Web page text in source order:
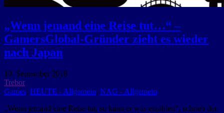
„Wenn jemand eine Reise tut…“ –
GamersGlobal-Gründer zieht es wieder
nach Japan
10. September 2018
Trebor
Games, HEUTE - Allgemein, NAG - Allgemein
„Wenn jemand eine Reise tut, so kann er was erzählen“, schrieb der